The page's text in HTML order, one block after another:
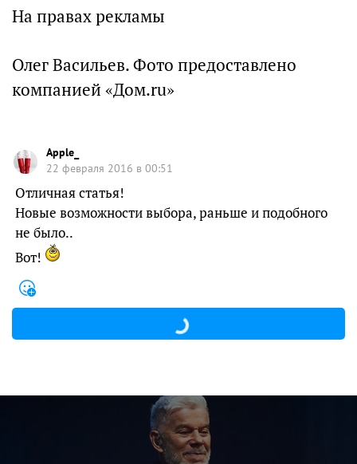
На правах рекламы
Олег Васильев. Фото предоставлено
компанией «Дом.ru»
Apple_
22 февраля 2016 в 00:51
Отличная статья!
Новые возможности выбора, раньше и подобного
не было..
Вот!